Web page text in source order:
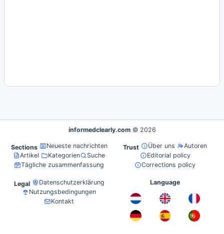
informedclearly.com © 2026
Sections
Neueste nachrichten
Artikel
Kategorien
Suche
Tägliche zusammenfassung
Trust Über uns
Autoren
Editorial policy
Corrections policy
Legal
Datenschutzerklärung
Nutzungsbedingungen
Kontakt
Language